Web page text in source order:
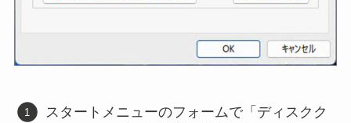
スタートメニューのフォームで「ディスクク